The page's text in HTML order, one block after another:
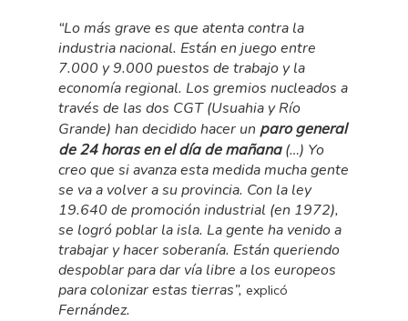
“Lo más grave es que atenta contra la
industria nacional. Están en juego entre
7.000 y 9.000 puestos de trabajo y la
economía regional. Los gremios nucleados a
través de las dos CGT (Usuahia y Río
Grande) han decidido hacer un paro general
de 24 horas en el día de mañana(…) Yo
creo que si avanza esta medida mucha gente
se va a volver a su provincia. Con la ley
19.640 de promoción industrial (en 1972),
se logró poblar la isla. La gente ha venido a
trabajar y hacer soberanía. Están queriendo
despoblar para dar vía libre a los europeos
para colonizar estas tierras”,explicó
Fernández.